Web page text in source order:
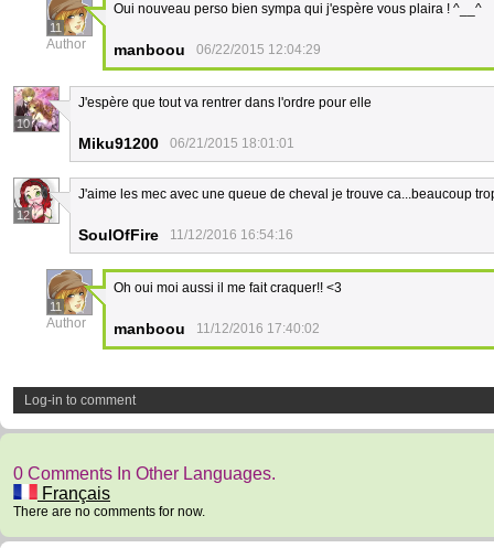
11
Author
Oui nouveau perso bien sympa qui j'espère vous plaira ! ^__^
manboou 06/22/2015 12:04:29
10
J'espère que tout va rentrer dans l'ordre pour elle
Miku91200 06/21/2015 18:01:01
12
J'aime les mec avec une queue de cheval je trouve ca...beaucoup
SoulOfFire 11/12/2016 16:54:16
11
Author
Oh oui moi aussi il me fait craquer!! <3
manboou 11/12/2016 17:40:02
Log-in to comment
0 Comments In Other Languages.
Français
There are no comments for now.